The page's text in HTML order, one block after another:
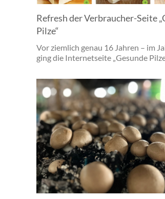
Refresh der Verbraucher-Seite
Pilze“
Vor ziemlich genau 16 Jahren – im
ging die Internetseite „Gesunde